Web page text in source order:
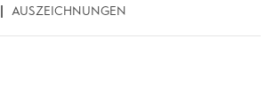
AUSZEICHNUNGEN